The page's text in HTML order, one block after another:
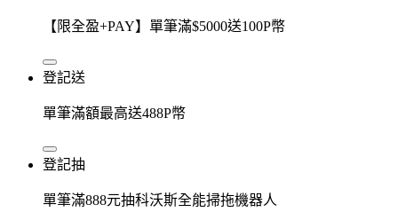
【限全盈+PAY】單筆滿$5000送100P幣
登記送
單筆滿額最高送488P幣
登記抽
單筆滿888元抽科沃斯全能掃拖機器人